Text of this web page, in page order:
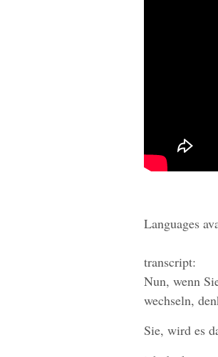
Languages
transcript:
Nun, wenn
wechseln,
Sie, wird es